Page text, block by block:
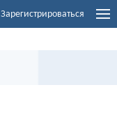
Зарегистрироваться